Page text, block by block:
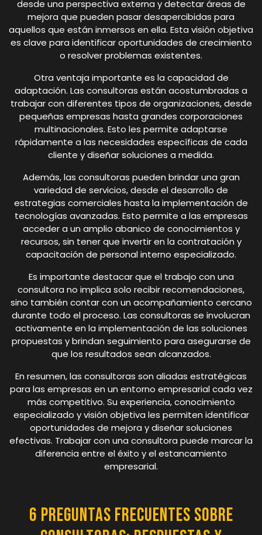
desde una perspectiva externa y detectar áreas de
mejora que pueden pasar desapercibidas para
aquellos que están inmersos en ella. Esta visión objetiva
es clave para identificar oportunidades de crecimiento
o resolver problemas existentes.
Otra ventaja importante es la capacidad de
adaptación. Las consultoras están acostumbradas a
trabajar con diferentes tipos de organizaciones, desde
pequeñas empresas hasta grandes corporaciones
multinacionales. Esto les permite adaptarse
rápidamente a las necesidades específicas de cada
cliente y diseñar soluciones a medida.
Además, las consultoras pueden brindar una gran
variedad de servicios, desde el desarrollo de
estrategias comerciales hasta la implementación de
tecnologías avanzadas. Esto permite a las empresas
acceder a un amplio abanico de conocimientos y
recursos, sin tener que invertir en la contratación y
capacitación de personal interno especializado.
Es importante destacar que el trabajo con una
consultora no implica solo recibir recomendaciones,
sino también contar con un acompañamiento cercano
durante todo el proceso. Las consultoras se involucran
activamente en la implementación de las soluciones
propuestas y brindan seguimiento para asegurarse de
que los resultados sean alcanzados.
En resumen, las consultoras son aliadas estratégicas
para las empresas en un entorno empresarial cada vez
más competitivo. Su experiencia, conocimiento
especializado y visión objetiva les permiten identificar
oportunidades de mejora y diseñar soluciones
efectivas. Trabajar con una consultora puede marcar la
diferencia entre el éxito y el estancamiento
empresarial.
6 Preguntas Frecuentes sobre